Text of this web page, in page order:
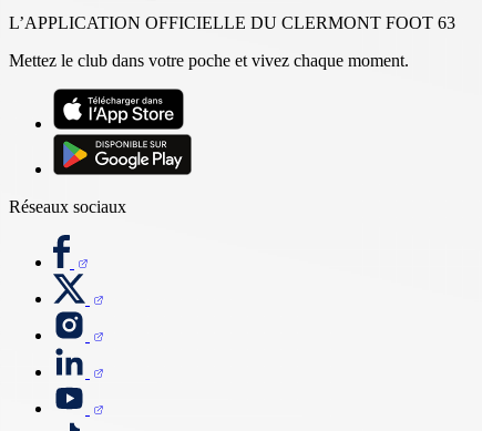
L’APPLICATION OFFICIELLE DU CLERMONT FOOT 63
Mettez le club dans votre poche et vivez chaque moment.
Réseaux sociaux